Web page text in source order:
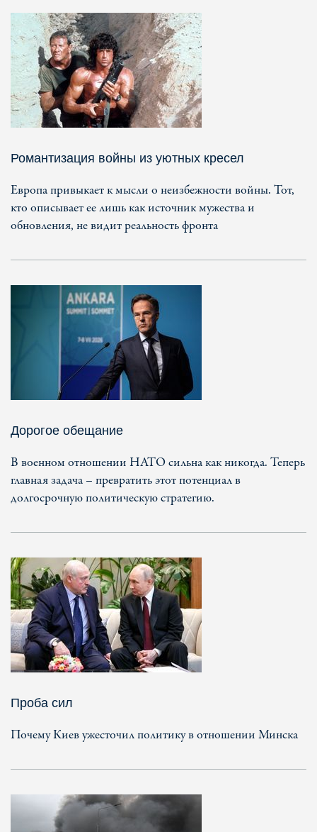
Романтизация войны из уютных кресел
Европа привыкает к мысли о неизбежности войны. Тот,
кто описывает ее лишь как источник мужества и
обновления, не видит реальность фронта
Дорогое обещание
В военном отношении НАТО сильна как никогда. Теперь
главная задача – превратить этот потенциал в
долгосрочную политическую стратегию.
Проба сил
Почему Киев ужесточил политику в отношении Минска